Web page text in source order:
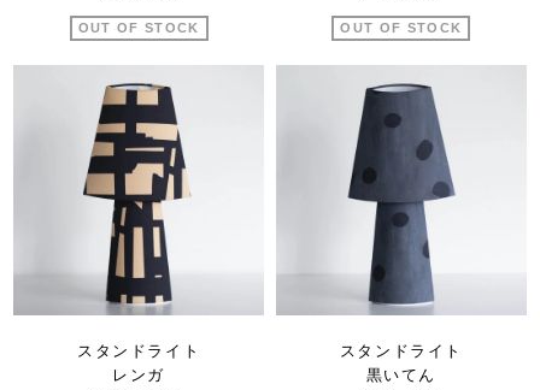
OUT OF STOCK OUT OF STOCK
スタンドライト
レンガ
スタンドライト
黒いてん